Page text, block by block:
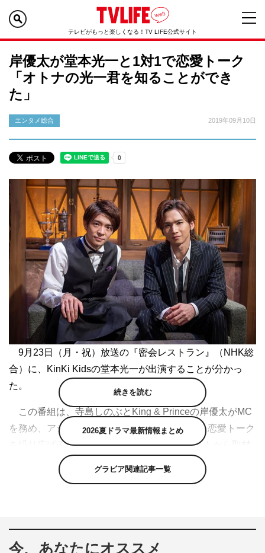
テレビがもっと楽しくなる！TV LIFE公式サイト
岸優太が堂本光一と1対1で恋愛トーク
「オトナの光一君を知ることができ
た」
エンタメ総合 2019年09月10日
9月23日（月・祝）放送の『密会レストラン』（NHK総
合）に、KinKi Kidsの堂本光一が出演することが分かっ
た。
この番組は、寺島しのぶとKing & Princeの岸優太がMC
を務め、アシスタントの吉村崇と共にゲストと恋愛トーク
を繰り広げるトークバラエティの第2回。ゲストから取材
した恋の遍歴を基に、忘れられない恋や打ちのめされた別
れ、理想の相手や結婚などを赤裸々に語り合う。
続きを読む
2026夏ドラマ最新情報まとめ
グラビア関連記事一覧
今、あなたにオススメ